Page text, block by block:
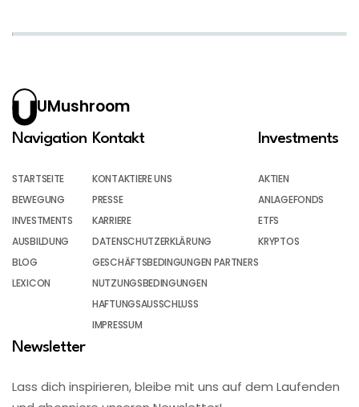
UMushroom
Navigation
STARTSEITE
BEWEGUNG
INVESTMENTS
AUSBILDUNG
BLOG
LEXICON
Kontakt
KONTAKTIERE UNS
PRESSE
KARRIERE
DATENSCHUTZERKLÄRUNG
GESCHÄFTSBEDINGUNGEN PARTNERS
NUTZUNGSBEDINGUNGEN
HAFTUNGSAUSSCHLUSS
IMPRESSUM
Investments
AKTIEN
ANLAGEFONDS
ETFS
KRYPTOS
Newsletter
Lass dich inspirieren, bleibe mit uns auf dem Laufenden